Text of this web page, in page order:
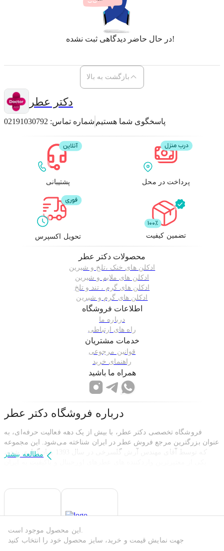
این محصول موجود است.
جهت نمایش قیمت و خرید، سایز محصول خود را انتخاب کنید
در حال حاضر دیدگاهی ثبت نشده!
دکتر عطر
شماره تماس: 02191030792 پاسخگوی شما هستیم
بازگشت به بالا
پشتیبانی پرداخت در محل
تحویل اکسپرس تضمین کیفیت
محصولات دکتر عطر
ادکلن های خنک ،تلخ و شیرین
ادکلن های ملایم و شیرین
ادکلن های گرم ، تند و تلخ
ادکلن های گرم و شیرین
اطلاعات فروشگاه
درباره ما
راه های ارتباطی
خدمات مشتریان
قوانین مرجوعی
راهنمای خرید
همراه ما باشید
درباره فروشگاه دکتر عطر
فروشگاه تخصصی دکتر عطر، با بیش از یک دهه فعالیت حرفه‌ای، به
عنوان بزرگترین مرجع فروش عطر در ایران شناخته می‌شود. این مجموعه
که توسط آقای مهندس آرش گلسرخی در سال 1393 بنیان‌گذاری شده،
یکی از معتبرترین واردکننده های عطرهای اورجینال و باکیفیت به ایران
دکتر عطر با هدف ارائه بهترین محصولات و خدمات،سلامت و رضایت
برای جلب اعتماد و اطمینان کامل مشتریان، دکتر عطر به استفاده از
محصولات اصیل و تضمین شده متعهد است. همچنین، بهره‌مندی از هدایا،
مطالعه بیشتر